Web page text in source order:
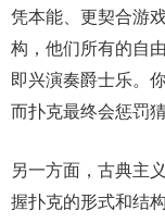
凭本能、更契合游
构，他们所有的自
即兴演奏爵士乐。
而扑克最终会惩罚猜
另一方面，古典主
握扑克的形式和结